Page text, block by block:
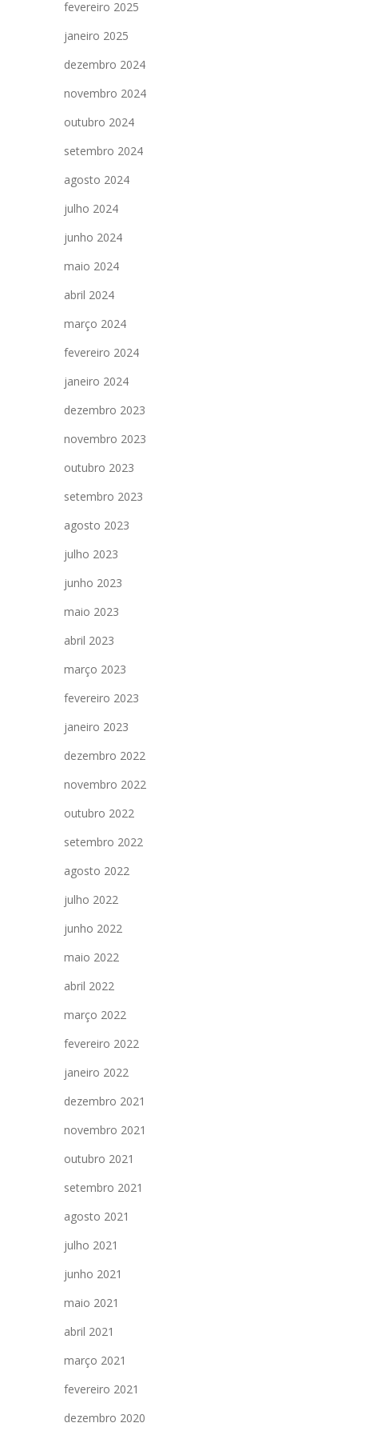
fevereiro 2025
janeiro 2025
dezembro 2024
novembro 2024
outubro 2024
setembro 2024
agosto 2024
julho 2024
junho 2024
maio 2024
abril 2024
março 2024
fevereiro 2024
janeiro 2024
dezembro 2023
novembro 2023
outubro 2023
setembro 2023
agosto 2023
julho 2023
junho 2023
maio 2023
abril 2023
março 2023
fevereiro 2023
janeiro 2023
dezembro 2022
novembro 2022
outubro 2022
setembro 2022
agosto 2022
julho 2022
junho 2022
maio 2022
abril 2022
março 2022
fevereiro 2022
janeiro 2022
dezembro 2021
novembro 2021
outubro 2021
setembro 2021
agosto 2021
julho 2021
junho 2021
maio 2021
abril 2021
março 2021
fevereiro 2021
dezembro 2020